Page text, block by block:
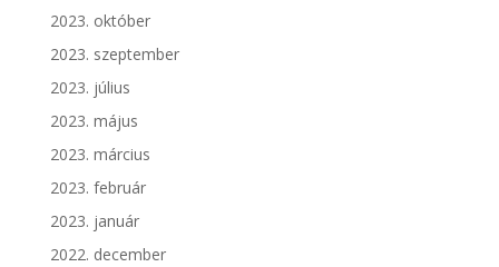
2023. október
2023. szeptember
2023. július
2023. május
2023. március
2023. február
2023. január
2022. december